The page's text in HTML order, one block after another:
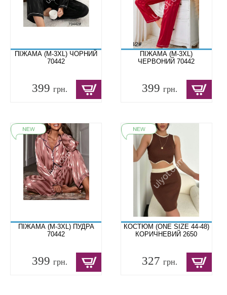
ПІЖАМА (M-3XL) ЧОРНИЙ
70442
399 грн.
ПІЖАМА (M-3XL)
ЧЕРВОНИЙ 70442
399грн.
ПІЖАМА (M-3XL) ПУДРА
70442
399 грн.
КОСТЮМ (ONE SIZE 44-48)
КОРИЧНЕВИЙ 2650
327грн.